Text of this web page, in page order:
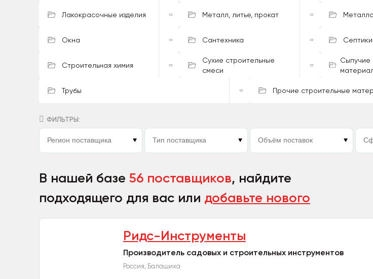
Лакокрасочные изделия Металл, литье, прокат
Окна Сантехника Септики
Строительная химия
Сухие строительные
смеси
Сыпучие
Трубы Прочие строительные
ФИЛЬТРЫ:
В нашей базе 56 поставщиков, найдите
подходящего для вас или добавьте нового
Ридс-Инструменты
Производитель садовых и строительных инструментов
Россия, Балашиха